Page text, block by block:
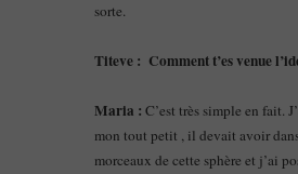
sorte.
Titeve : Comment t’es venue
Maria : C’est très simple en fait.
mon tout petit , il devait avoir
morceaux de cette sphère et j’ai